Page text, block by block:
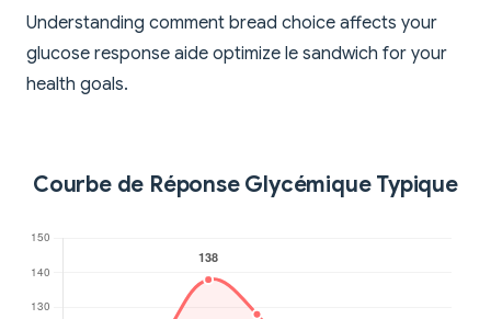
Understanding comment bread choice affects your
glucose response aide optimize le sandwich for your
health goals.
Courbe de Réponse Glycémique Typique